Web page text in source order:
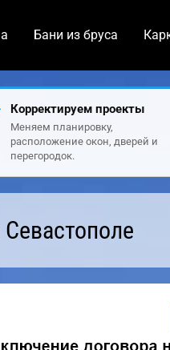
Бани из бруса
Корректируем проекты
Меняем планировку,
расположение окон, дверей и
перегородок.